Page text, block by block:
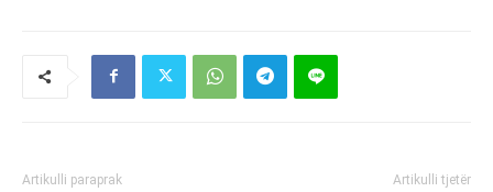
Artikulli paraprak Artikulli tjetër